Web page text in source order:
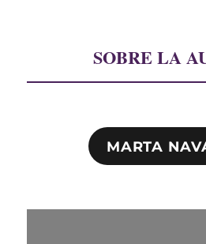
SOBRE LA
MARTA